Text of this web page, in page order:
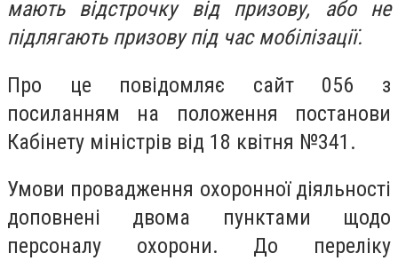
мають відстрочку від призову, або не
підлягають призову під час мобілізації.
Про це повідомляє сайт 056 з
посиланням на положення постанови
Кабінету міністрів від 18 квітня №341.
Умови провадження охоронної діяльності
доповнені двома пунктами щодо
персоналу охорони. До переліку